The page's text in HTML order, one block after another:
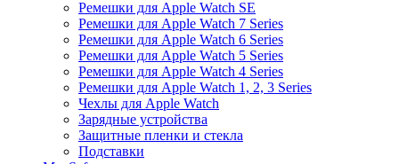
Ремешки для Apple Watch SE
Ремешки для Apple Watch 7 Series
Ремешки для Apple Watch 6 Series
Ремешки для Apple Watch 5 Series
Ремешки для Apple Watch 4 Series
Ремешки для Apple Watch 1, 2, 3 Series
Чехлы для Apple Watch
Зарядные устройства
Защитные пленки и стекла
Подставки